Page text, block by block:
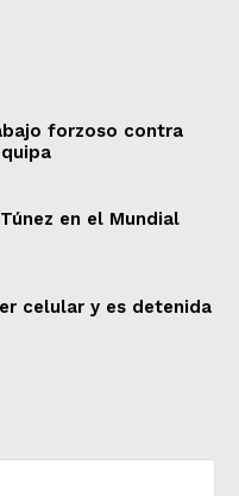
forzoso contra
en el Mundial
celular y es detenida